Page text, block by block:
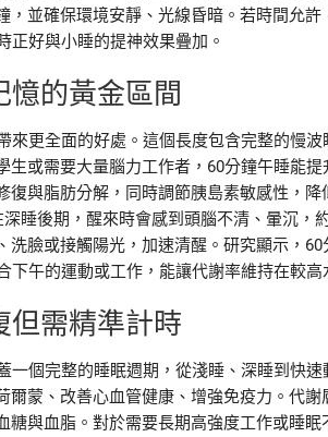
並確保環境安靜、光線昏暗。若時間允許
正好與小睡的提神效果疊加。
的黃金區間
來更全面的好處。這個長度包含完整的慢
或需要大量腦力工作者，60分鐘午睡能
與脂肪分解，同時調節胰島素敏感性，
睡後期，醒來時會感到頭腦不清、暈沉，
臉或接觸陽光，加速清醒。研究顯示，
午的運動或工作，能讓代謝率維持在較高
但需精準計時
一個完整的睡眠週期，從淺睡、深睡到快
蒙、改善心血管健康、增強免疫力。代
與血脂。對於需要長期高強度工作或睡